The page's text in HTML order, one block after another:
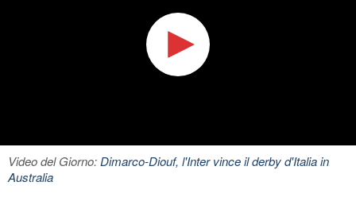
Video del Giorno:Dimarco-Diouf, l'Inter vince il derby d'Italia in
Australia